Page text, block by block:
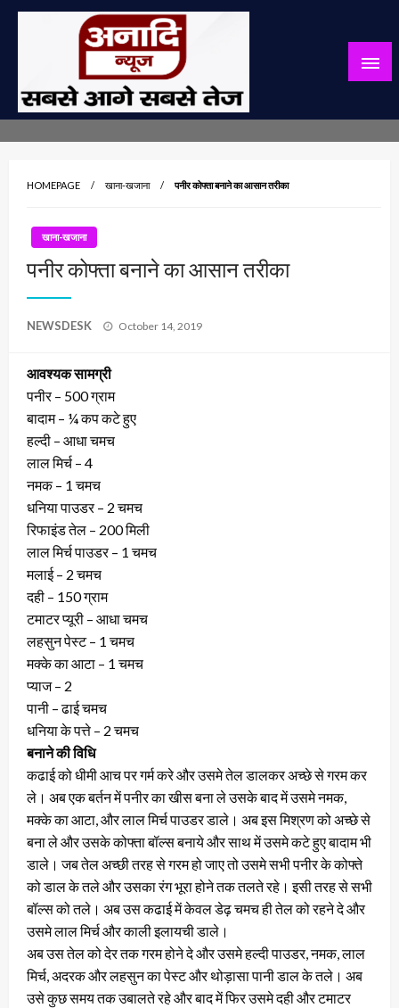
Skip
सबसे आगे सबसे तेज
HOMEPAGE खाना-खजाना पनीर कोफ्ता बनाने का आसान तरीका
खाना-खजाना
पनीर कोफ्ता बनाने का आसान तरीका
NEWSDESK
Posted
October 14, 2019
आवश्यक सामग्री
पनीर – 500 ग्राम
बादाम – ¼ कप कटे हुए
हल्दी – आधा चमच
लाल मिर्च – 4
नमक – 1 चमच
धनिया पाउडर – 2 चमच
रिफाइंड तेल – 200 मिली
लाल मिर्च पाउडर – 1 चमच
मलाई – 2 चमच
दही – 150 ग्राम
टमाटर प्यूरी – आधा चमच
लहसुन पेस्ट – 1 चमच
मक्के का आटा – 1 चमच
प्याज – 2
पानी – ढाई चमच
धनिया के पत्ते – 2 चमच
बनाने की विधि
कढाई को धीमी आच पर गर्म करे और उसमे तेल डालकर अच्छे से गरम कर
ले। अब एक बर्तन में पनीर का खीस बना ले उसके बाद में उसमे नमक,
मक्के का आटा, और लाल मिर्च पाउडर डाले। अब इस मिश्रण को अच्छे से
बना ले और उसके कोफ्ता बॉल्स बनाये और साथ में उसमे कटे हुए बादाम भी
डाले। जब तेल अच्छी तरह से गरम हो जाए तो उसमे सभी पनीर के कोफ्ते
को डाल के तले और उसका रंग भूरा होने तक तलते रहे। इसी तरह से सभी
बॉल्स को तले। अब उस कढाई में केवल डेढ़ चमच ही तेल को रहने दे और
उसमे लाल मिर्च और काली इलायची डाले।
अब उस तेल को देर तक गरम होने दे और उसमे हल्दी पाउडर, नमक, लाल
मिर्च, अदरक और लहसुन का पेस्ट और थोड़ासा पानी डाल के तले। अब
उसे कुछ समय तक उबालते रहे और बाद में फिर उसमे दही और टमाटर